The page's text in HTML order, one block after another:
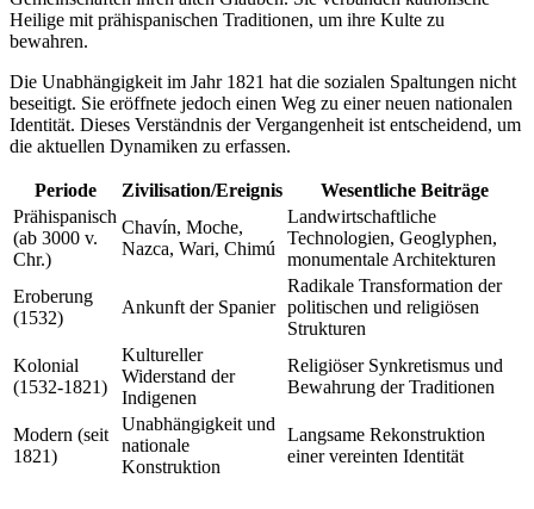
Heilige mit prähispanischen Traditionen, um ihre Kulte zu
bewahren.
Die Unabhängigkeit im Jahr 1821 hat die sozialen Spaltungen nicht
beseitigt. Sie eröffnete jedoch einen Weg zu einer neuen nationalen
Identität. Dieses Verständnis der Vergangenheit ist entscheidend, um
die aktuellen Dynamiken zu erfassen.
Periode Zivilisation/Ereignis
Wesentliche Beiträge
Prähispanisch
(ab 3000 v.
Chr.)
Chavín, Moche,
Nazca, Wari, Chimú
Landwirtschaftliche
Technologien, Geoglyphen,
monumentale Architekturen
Eroberung
(1532)
Ankunft der Spanier
Radikale Transformation der
politischen und religiösen
Strukturen
Kolonial
(1532-1821)
Kultureller
Widerstand der
Indigenen
Religiöser Synkretismus und
Bewahrung der Traditionen
Modern (seit
1821)
Unabhängigkeit und
nationale
Konstruktion
Langsame Rekonstruktion
einer vereinten Identität